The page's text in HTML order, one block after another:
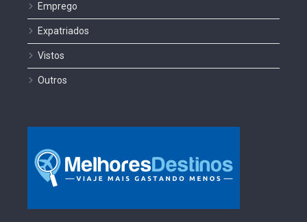
Emprego
Expatriados
Vistos
Outros